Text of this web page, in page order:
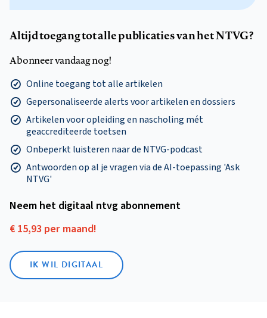
Altijd toegang tot alle publicaties van het NTVG?
Abonneer vandaag nog!
Online toegang tot alle artikelen
Gepersonaliseerde alerts voor artikelen en dossiers
Artikelen voor opleiding en nascholing mét
geaccrediteerde toetsen
Onbeperkt luisteren naar de NTVG-podcast
Antwoorden op al je vragen via de AI-toepassing 'Ask
NTVG'
Neem het digitaal ntvg abonnement
€ 15,93 per maand!
IK WIL DIGITAAL